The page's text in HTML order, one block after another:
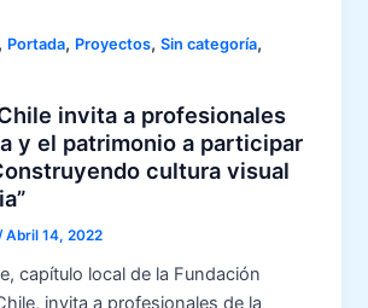
, Portada, Proyectos,Sin categoría,
invita a profesionales
y el patrimonio a participar
cultura visual
/Abril 14, 2022
capítulo local de la Fundación